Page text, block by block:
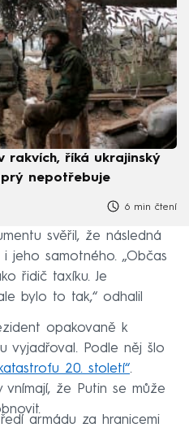
rakvích, říká ukrajinský
prý nepotřebuje
6 min čtení
svěřil, že následná
jeho samotného. „Občas
řidič taxíku. Je
bylo to tak,“ odhalil
opakovaně k
vyjadřoval. Podle něj šlo
20. století“.
vnímají, že Putin se může
armádu za hranicemi